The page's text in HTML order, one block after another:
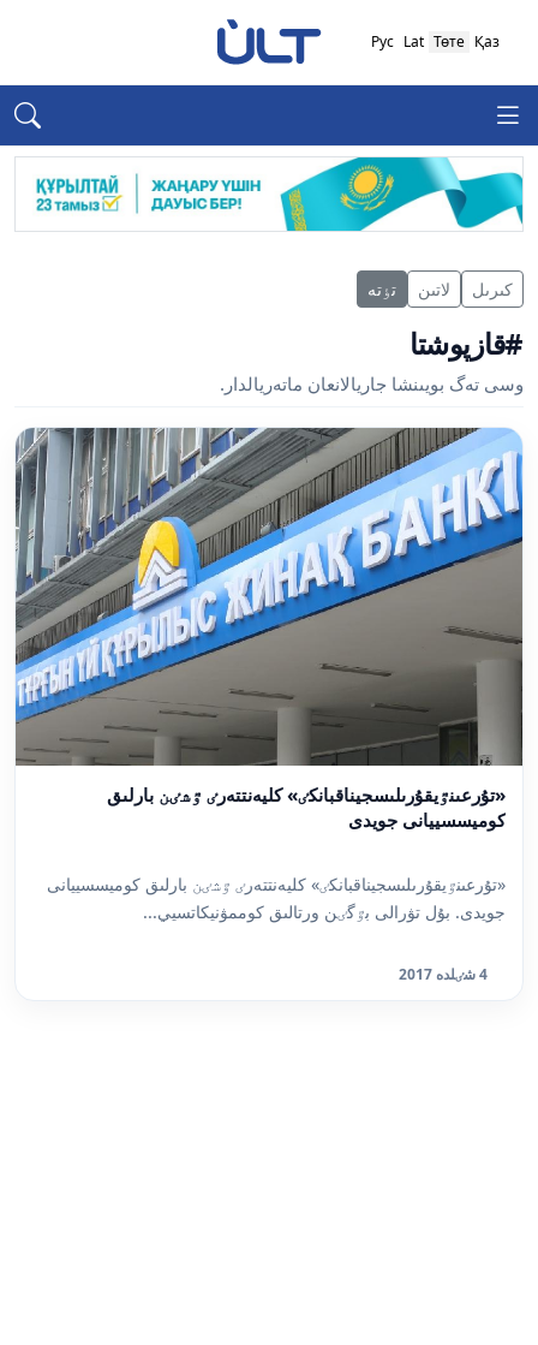
Қаз
Төте
Lat
Рус
كىرىل لاتىن تٶتە
#قازپوشتا
وسى تەگ بويىنشا جاريالانعان ماتەريالدار.
«تۇرعىنٷيقۇرىلىسجيناقبانكٸ» كليەنتتەرٸ ٷشٸن بارلىق
كوميسسييانى جويدى
«تۇرعىنٷيقۇرىلىسجيناقبانكٸ» كليەنتتەرٸ ٷشٸن بارلىق كوميسسييانى
جويدى. بۇل تۋرالى بٷگٸن ورتالىق كوممۋنيكاتسيي...
4 شٸلدە 2017